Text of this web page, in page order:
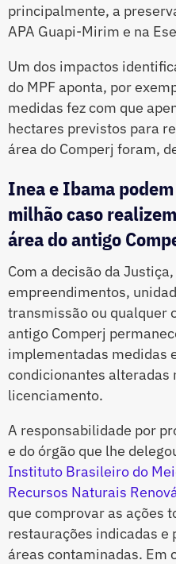
principalmente, a
APA Guapi-Mirim e na
Um dos impactos
do MPF aponta, por
medidas fez com que
hectares previstos para
área do Comperj foram,
Inea e Ibama
milhão caso
área do antigo
Com a decisão da
empreendimentos,
transmissão ou qualquer
antigo Comperj
implementadas medidas
condicionantes alteradas
licenciamento.
A responsabilidade por
e do órgão que lhe
Instituto Brasileiro do
Recursos Naturais
que comprovar as ações
restaurações indicadas e
áreas contaminadas. Em